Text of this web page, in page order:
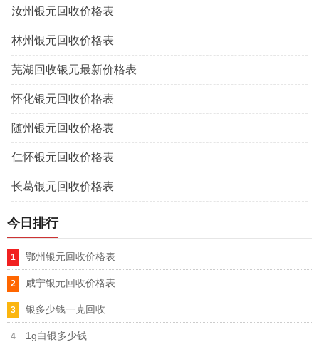
汝州银元回收价格表
林州银元回收价格表
芜湖回收银元最新价格表
怀化银元回收价格表
随州银元回收价格表
仁怀银元回收价格表
长葛银元回收价格表
今日排行
鄂州银元回收价格表
咸宁银元回收价格表
银多少钱一克回收
1g白银多少钱